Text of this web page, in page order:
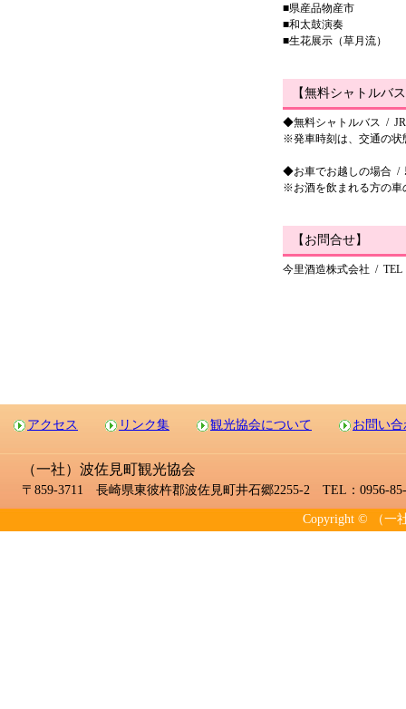
■県産品物産市
■和太鼓演奏
■生花展示（草月流）
【無料シャトルバ
◆無料シャトルバス / JR
※発車時刻は、交通の状
◆お車でお越しの場合 /
※お酒を飲まれる方の車
【お問合せ】
今里酒造株式会社 / TEL
アクセス リンク集 観光協会について お問い
（一社）波佐見町観光協会
〒859-3711 長崎県東彼杵郡波佐見町井石郷2255-2 TEL：0956-
Copyright © （一